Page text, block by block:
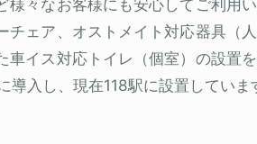
々なお客様にも安心してご利用
チェア、オストメイト対応器具（
イス対応トイレ（個室）の設置
導入し、現在118駅に設置していま